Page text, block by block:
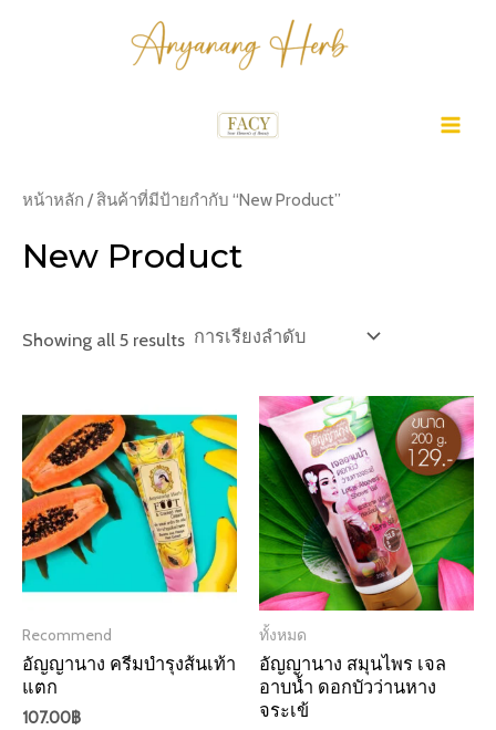
หน้าหลัก / สินค้าที่มีป้ายกำกับ “New Product”
New Product
Showing all 5 results
Recommend
อัญญานาง ครีมบำรุงส้นเท้า
แตก
107.00฿
ทั้งหมด
อัญญานาง สมุนไพร เจล
อาบน้ำ ดอกบัวว่านหาง
จระเข้